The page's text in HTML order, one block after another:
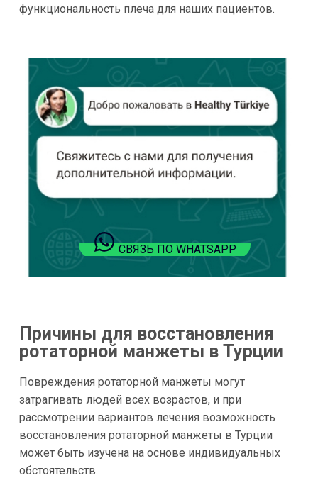
функциональность плеча для наших пациентов.
СВЯЗЬ ПО WHATSAPP
Причины для восстановления
ротаторной манжеты в Турции
Повреждения ротаторной манжеты могут
затрагивать людей всех возрастов, и при
рассмотрении вариантов лечения возможность
восстановления ротаторной манжеты в Турции
может быть изучена на основе индивидуальных
обстоятельств.